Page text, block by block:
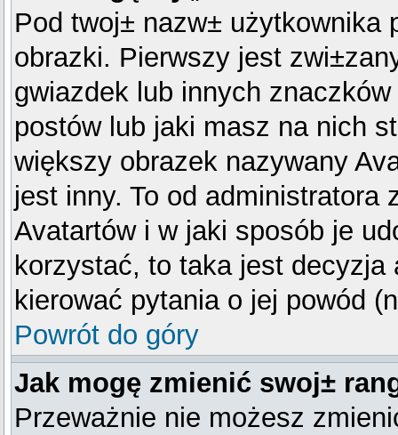
Pod twoj± nazw± użytkownika
obrazki. Pierwszy jest
gwiazdek lub innych
postów lub jaki masz na nich
większy obrazek nazywany
jest inny. To od
Avatartów i w jaki sposób je
korzystać, to taka jest
kierować pytania o jej powód
Powrót do góry
Jak mogę zmienić swoj±
Przeważnie nie możesz